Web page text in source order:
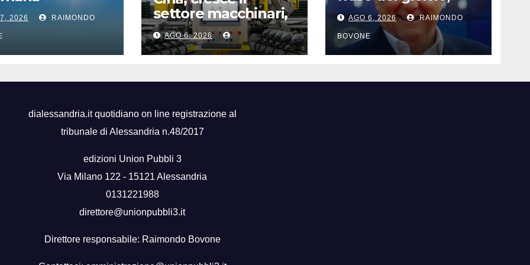
2026 RAIMONDO
settore macchinari,
a trainare le
“attrezzature
intelligenti”
AGO 6, 2026
santi del giorno, nati
famosi, accadde
oggi
AGO 6, 2026 RAIMONDO
BOVONE
dialessandria.it quotidiano on line registrazione al
tribunale di Alessandria n.48/2017
edizioni Union Pubbli 3
Via Milano 122 - 15121 Alessandria
0131221988
direttore@unionpubbli3.it
Direttore responsabile: Raimondo Bovone